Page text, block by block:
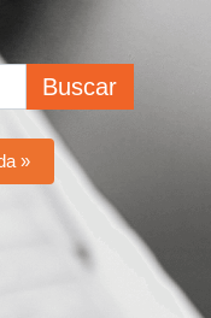
Buscar
»